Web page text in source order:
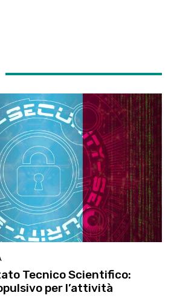
Tecnico Scientifico:
per l’attività